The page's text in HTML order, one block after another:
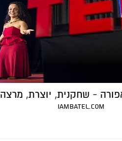
- שחקנית, יוצרת, מרצה
iambatel.com